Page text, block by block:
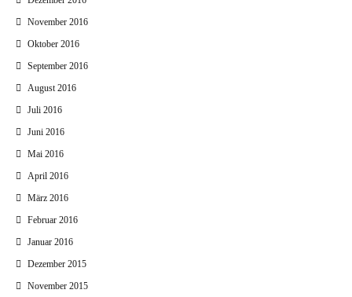
November 2016
Oktober 2016
September 2016
August 2016
Juli 2016
Juni 2016
Mai 2016
April 2016
März 2016
Februar 2016
Januar 2016
Dezember 2015
November 2015